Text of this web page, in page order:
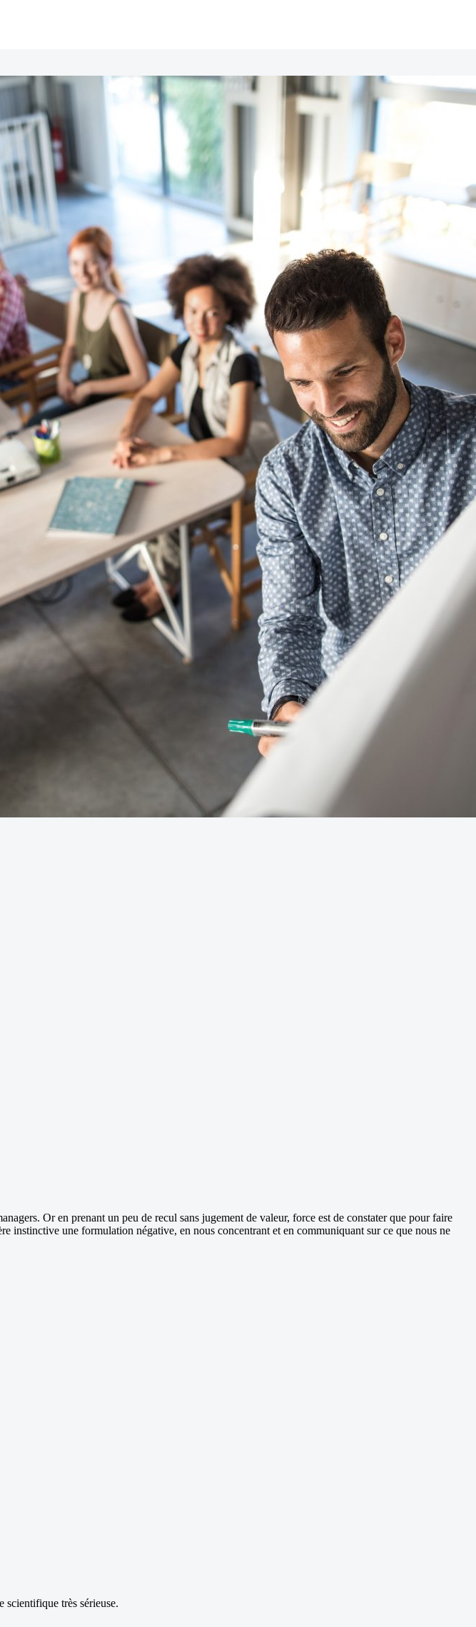
Or en prenant un peu de recul sans jugement de valeur, force est de constater que pour faire
instinctive une formulation négative, en nous concentrant et en communiquant sur ce que nous ne
scientifique très sérieuse.